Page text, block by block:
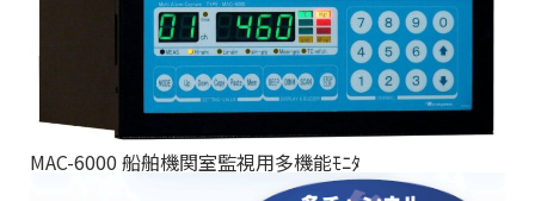
MAC-6000 船舶機関室監視用多機能ﾓﾆﾀ